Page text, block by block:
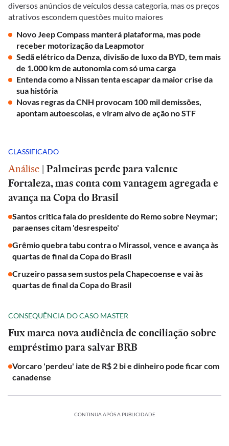
diversos anúncios de veículos dessa categoria, mas os preços
atrativos escondem questões muito maiores
Novo Jeep Compass manterá plataforma, mas pode
receber motorização da Leapmotor
Sedã elétrico da Denza, divisão de luxo da BYD, tem mais
de 1.000 km de autonomia com só uma carga
Entenda como a Nissan tenta escapar da maior crise da
sua história
Novas regras da CNH provocam 100 mil demissões,
apontam autoescolas, e viram alvo de ação no STF
CLASSIFICADO
Análise | Palmeiras perde para valente
Fortaleza, mas conta com vantagem agregada e
avança na Copa do Brasil
Santos critica fala do presidente do Remo sobre Neymar;
paraenses citam 'desrespeito'
Grêmio quebra tabu contra o Mirassol, vence e avança às
quartas de final da Copa do Brasil
Cruzeiro passa sem sustos pela Chapecoense e vai às
quartas de final da Copa do Brasil
CONSEQUÊNCIA DO CASO MASTER
Fux marca nova audiência de conciliação sobre
empréstimo para salvar BRB
Vorcaro 'perdeu' iate de R$ 2 bi e dinheiro pode ficar com
canadense
CONTINUA APÓS A PUBLICIDADE